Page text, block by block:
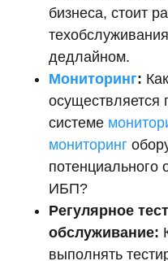
бизнеса, стоит
дедлайном.
Мониторинг:
осуществляется
системе
мониторинг
потенциального
ИБП?
Регулярное
обслуживание:
выполнять